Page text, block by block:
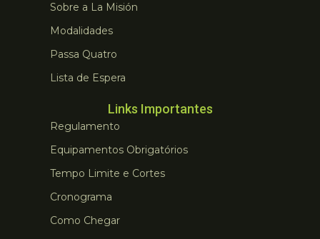
Sobre a La Misión
Modalidades
Passa Quatro
Lista de Espera
Links Importantes
Regulamento
Equipamentos Obrigatórios
Tempo Limite e Cortes
Cronograma
Como Chegar